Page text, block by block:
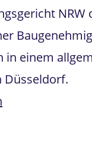
NRW
in einem
Düsseldorf.